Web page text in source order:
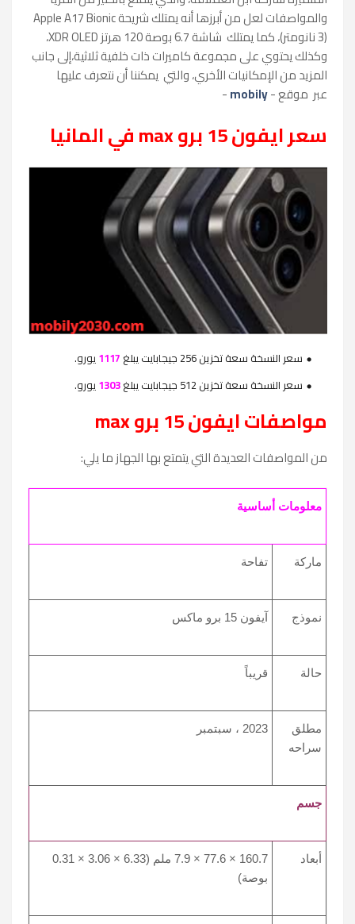
والمواصفات لعل من أبرزها أنه
يمتلك شريحة Apple A17 Bionic
(3 نانومتر)، كما يمتلك شاشة 6.7 بوصة 120 هرتز XDR OLED،
وكذلك يحتوي على مجموعةكاميرات ذات خلفية ثلاثية،إلى جانب
المزيد من الإمكانيات الأخري، والتي يمكننا أن نتعرف عليها
عبر موقع -mobily
-
سعر ايفون 15 برو max في المانيا
سعر النسخة سعة تخزين 256 جيجابايت يبلغ 1117يورو.
سعر النسخة سعة تخزين 512 جيجابايت يبلغ
1303يورو.
مواصفات ايفون 15 برو max
من المواصفات العديدة التي يتمتع بها الجهاز ما يلي:
معلومات أساسية
ماركة تفاحة
نموذج آيفون 15 برو ماكس
حالة قريباً
مطلق
سراحه
2023 ، سبتمبر
جسم
أبعاد
160.7 × 77.6 × 7.9 ملم (6.33 × 3.06 × 0.31
بوصة)